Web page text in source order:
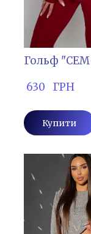
Гольф
630   ГРН
Купити